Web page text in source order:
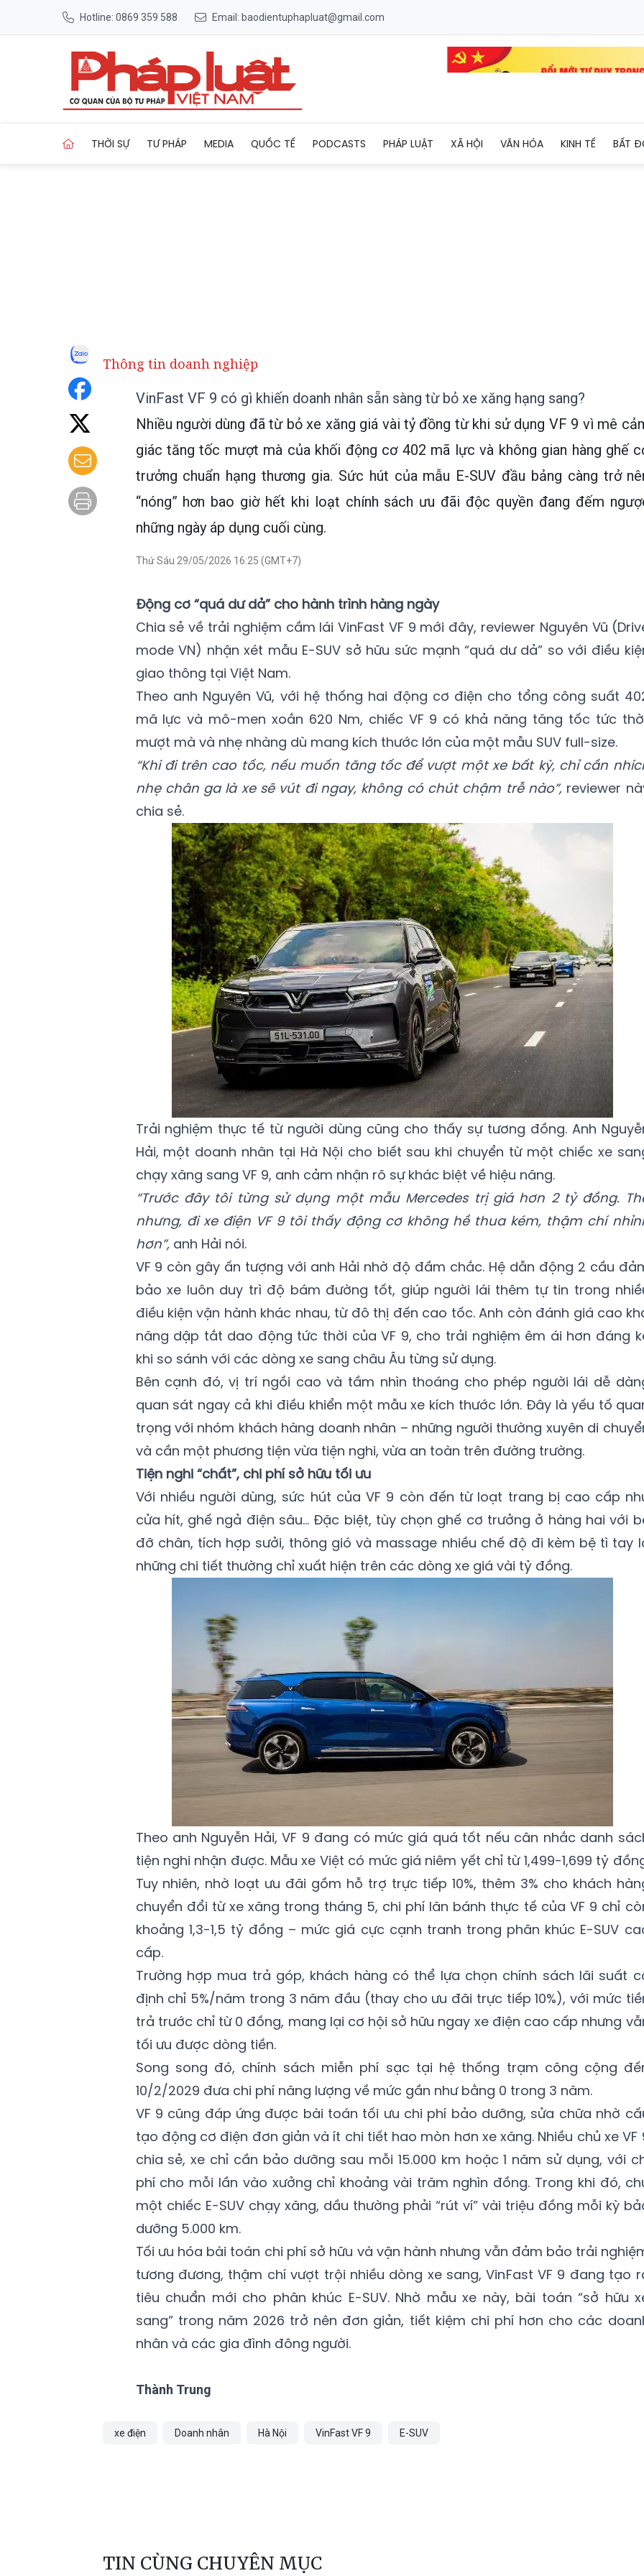
Hotline: 0869 359 588 Email: baodientuphapluat@gmail.com
THỜI SỰ TƯ PHÁP MEDIA QUỐC TẾ PODCASTS PHÁP LUẬT XÃ HỘI VĂN HÓA KINH TẾ BẤT
Thông tin doanh nghiệp
VinFast VF 9 có gì khiến doanh nhân sẵn sàng từ bỏ xe xăng hạng sang?
Nhiều người dùng đã từ bỏ xe xăng giá vài tỷ đồng từ khi sử dụng VF 9 vì mê
giác tăng tốc mượt mà của khối động cơ 402 mã lực và không gian hàng ghế
trưởng chuẩn hạng thương gia. Sức hút của mẫu E-SUV đầu bảng càng trở
“nóng” hơn bao giờ hết khi loạt chính sách ưu đãi độc quyền đang đếm
những ngày áp dụng cuối cùng.
Thứ Sáu 29/05/2026 16:25 (GMT+7)
Động cơ “quá dư dả” cho hành trình hàng ngày
Chia sẻ về trải nghiệm cầm lái VinFast VF 9 mới đây, reviewer Nguyên Vũ
mode VN) nhận xét mẫu E-SUV sở hữu sức mạnh “quá dư dả” so với điều
giao thông tại Việt Nam.
Theo anh Nguyên Vũ, với hệ thống hai động cơ điện cho tổng công suất
mã lực và mô-men xoắn 620 Nm, chiếc VF 9 có khả năng tăng tốc tức
mượt mà và nhẹ nhàng dù mang kích thước lớn của một mẫu SUV full-size.
“Khi đi trên cao tốc, nếu muốn tăng tốc để vượt một xe bất kỳ, chỉ cần
nhẹ chân ga là xe sẽ vút đi ngay, không có chút chậm trễ nào”,reviewer
chia sẻ.
Trải nghiệm thực tế từ người dùng cũng cho thấy sự tương đồng. Anh
Hải, một doanh nhân tại Hà Nội cho biết sau khi chuyển từ một chiếc xe
chạy xăng sang VF 9, anh cảm nhận rõ sự khác biệt về hiệu năng.
“Trước đây tôi từng sử dụng một mẫu Mercedes trị giá hơn 2 tỷ đồng.
nhưng, đi xe điện VF 9 tôi thấy động cơ không hề thua kém, thậm chí
hơn”, anh Hải nói.
VF 9 còn gây ấn tượng với anh Hải nhờ độ đầm chắc. Hệ dẫn động 2 cầu
bảo xe luôn duy trì độ bám đường tốt, giúp người lái thêm tự tin trong
điều kiện vận hành khác nhau, từ đô thị đến cao tốc. Anh còn đánh giá cao
năng dập tắt dao động tức thời của VF 9, cho trải nghiệm êm ái hơn đáng
khi so sánh với các dòng xe sang châu Âu từng sử dụng.
Bên cạnh đó, vị trí ngồi cao và tầm nhìn thoáng cho phép người lái dễ
quan sát ngay cả khi điều khiển một mẫu xe kích thước lớn. Đây là yếu tố
trọng với nhóm khách hàng doanh nhân – những người thường xuyên di
và cần một phương tiện vừa tiện nghi, vừa an toàn trên đường trường.
Tiện nghi “chất”, chi phí sở hữu tối ưu
Với nhiều người dùng, sức hút của VF 9 còn đến từ loạt trang bị cao cấp
cửa hít, ghế ngả điện sâu… Đặc biệt, tùy chọn ghế cơ trưởng ở hàng hai với
đỡ chân, tích hợp sưởi, thông gió và massage nhiều chế độ đi kèm bệ tì tay
những chi tiết thường chỉ xuất hiện trên các dòng xe giá vài tỷ đồng.
Theo anh Nguyễn Hải, VF 9 đang có mức giá quá tốt nếu cân nhắc danh
tiện nghi nhận được. Mẫu xe Việt có mức giá niêm yết chỉ từ 1,499-1,699 tỷ
Tuy nhiên, nhờ loạt ưu đãi gồm hỗ trợ trực tiếp 10%, thêm 3% cho khách
chuyển đổi từ xe xăng trong tháng 5, chi phí lăn bánh thực tế của VF 9 chỉ
khoảng 1,3-1,5 tỷ đồng – mức giá cực cạnh tranh trong phân khúc E-SUV
cấp.
Trường hợp mua trả góp, khách hàng có thể lựa chọn chính sách lãi suất
định chỉ 5%/năm trong 3 năm đầu (thay cho ưu đãi trực tiếp 10%), với mức
trả trước chỉ từ 0 đồng, mang lại cơ hội sở hữu ngay xe điện cao cấp nhưng
tối ưu được dòng tiền.
Song song đó, chính sách miễn phí sạc tại hệ thống trạm công cộng
10/2/2029 đưa chi phí năng lượng về mức gần như bằng 0 trong 3 năm.
VF 9 cũng đáp ứng được bài toán tối ưu chi phí bảo dưỡng, sửa chữa nhờ
tạo động cơ điện đơn giản và ít chi tiết hao mòn hơn xe xăng. Nhiều chủ xe VF
chia sẻ, xe chỉ cần bảo dưỡng sau mỗi 15.000 km hoặc 1 năm sử dụng, với
phí cho mỗi lần vào xưởng chỉ khoảng vài trăm nghìn đồng. Trong khi đó,
một chiếc E-SUV chạy xăng, dầu thường phải “rút ví” vài triệu đồng mỗi kỳ
dưỡng 5.000 km.
Tối ưu hóa bài toán chi phí sở hữu và vận hành nhưng vẫn đảm bảo trải
tương đương, thậm chí vượt trội nhiều dòng xe sang, VinFast VF 9 đang tạo
tiêu chuẩn mới cho phân khúc E-SUV. Nhờ mẫu xe này, bài toán “sở hữu
sang” trong năm 2026 trở nên đơn giản, tiết kiệm chi phí hơn cho các
nhân và các gia đình đông người.
Thành Trung
xe điện Doanh nhân Hà Nội VinFast VF 9 E-SUV
TIN CÙNG CHUYÊN MỤC